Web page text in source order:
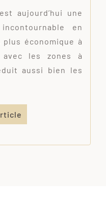
aujourd’hui une
en
économique à
avec les zones à
aussi bien les